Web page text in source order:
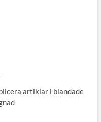
artiklar i blandade